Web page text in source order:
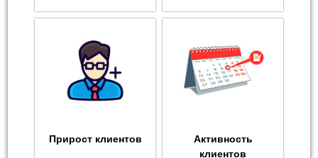
Прирост клиентов
Активность
клиентов